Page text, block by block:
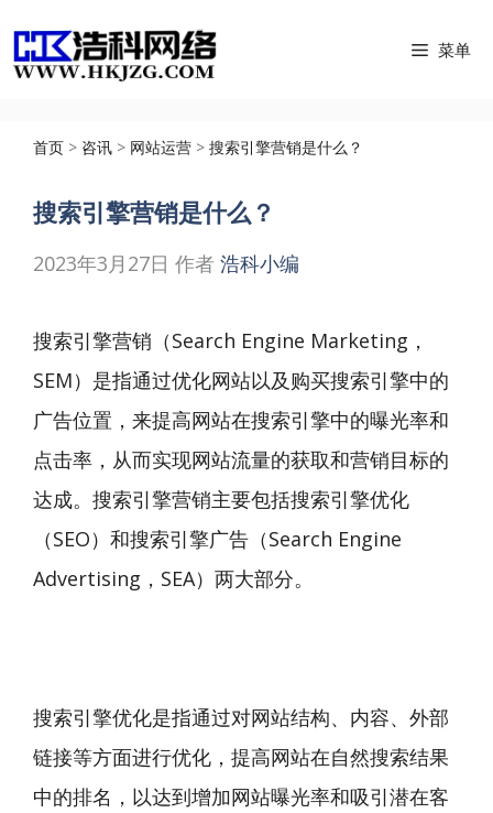
至
菜单
首页 > 咨讯 > 网站运营 > 搜索引擎营销是什么？
搜索引擎营销是什么？
2023年3月27日 作者 浩科小编
搜索引擎营销（Search Engine Marketing，
SEM）是指通过优化网站以及购买搜索引擎中的
广告位置，来提高网站在搜索引擎中的曝光率和
点击率，从而实现网站流量的获取和营销目标的
达成。搜索引擎营销主要包括搜索引擎优化
（SEO）和搜索引擎广告（Search Engine
Advertising，SEA）两大部分。
搜索引擎优化是指通过对网站结构、内容、外部
链接等方面进行优化，提高网站在自然搜索结果
中的排名，以达到增加网站曝光率和吸引潜在客